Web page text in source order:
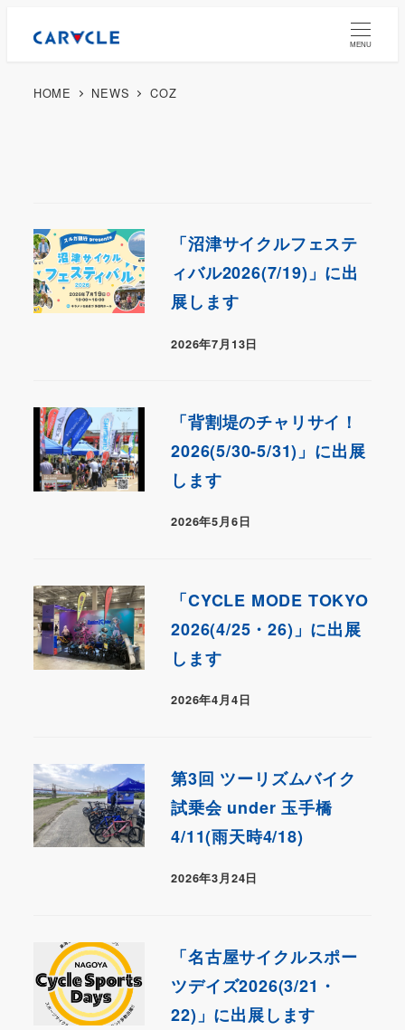
MENU
HOME NEWS COZ
「沼津サイクルフェステ
ィバル2026(7/19)」に出
展します
2026年7月13日
「背割堤のチャリサイ！
2026(5/30-5/31)」に出展
します
2026年5月6日
「CYCLE MODE TOKYO
2026(4/25・26)」に出展
します
2026年4月4日
第3回 ツーリズムバイク
試乗会 under 玉手橋
4/11(雨天時4/18)
2026年3月24日
「名古屋サイクルスポー
ツデイズ2026(3/21・
22)」に出展します